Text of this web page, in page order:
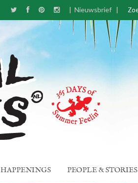
| Nieuwsbrief |
HAPPENINGS PEOPLE & STORIES